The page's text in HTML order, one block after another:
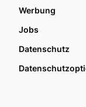
Werbung
Jobs
Datenschutz